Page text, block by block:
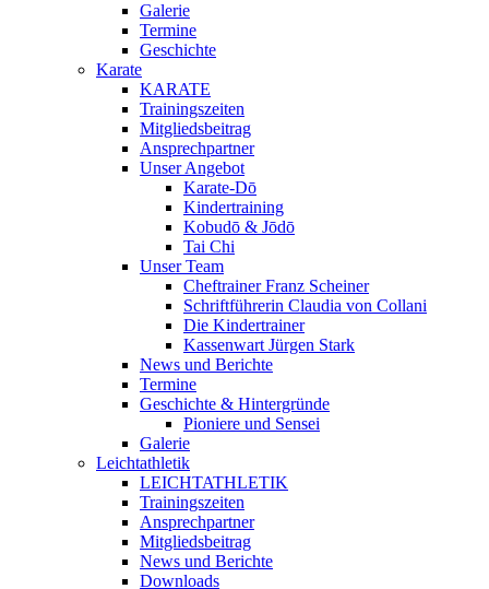
Galerie
Termine
Geschichte
Karate
KARATE
Trainingszeiten
Mitgliedsbeitrag
Ansprechpartner
Unser Angebot
Karate-Dō
Kindertraining
Kobudō & Jōdō
Tai Chi
Unser Team
Cheftrainer Franz Scheiner
Schriftführerin Claudia von Collani
Die Kindertrainer
Kassenwart Jürgen Stark
News und Berichte
Termine
Geschichte & Hintergründe
Pioniere und Sensei
Galerie
Leichtathletik
LEICHTATHLETIK
Trainingszeiten
Ansprechpartner
Mitgliedsbeitrag
News und Berichte
Downloads